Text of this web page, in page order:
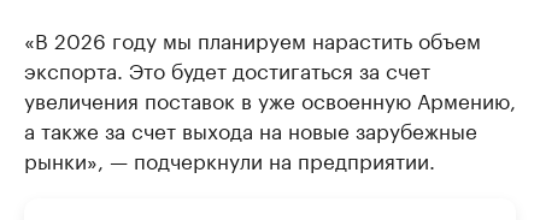
«В 2026 году мы планируем нарастить объем
экспорта. Это будет достигаться за счет
увеличения поставок в уже освоенную Армению,
а также за счет выхода на новые зарубежные
рынки», — подчеркнули на предприятии.